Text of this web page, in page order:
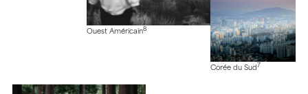
Ouest Américain8
Corée du Sud 7